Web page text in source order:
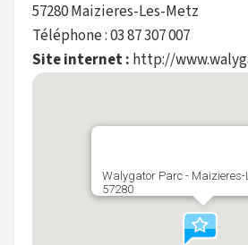
57280 Maizieres-Les-Metz
Téléphone : 03 87 307 007
Site internet : http://
Walygator Parc - Maizieres-
57280